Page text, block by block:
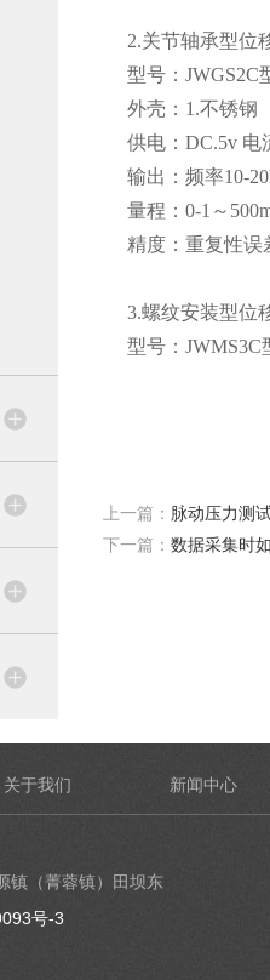
2.关节轴承型位
型号：
外壳：1.不锈
供电：DC.5v 电
输出：频率10-
量程：0-1～
精度：重复性误
3.螺纹安装型位
型号：
上一篇： 脉动压力测
下一篇： 数据采集时
关于我们 新闻中心
镇（菁蓉镇）田坝东
号-3